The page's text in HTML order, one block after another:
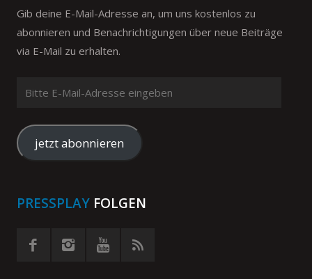
Gib deine E-Mail-Adresse an, um uns kostenlos zu
abonnieren und Benachrichtigungen über neue Beiträge
via E-Mail zu erhalten.
Mail-
Adresse
eingeben
jetzt abonnieren
PRESSPLAY FOLGEN